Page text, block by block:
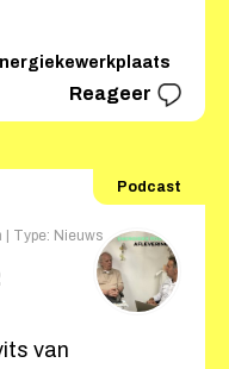
Reageer
Podcast
| Type: Nieuws
van